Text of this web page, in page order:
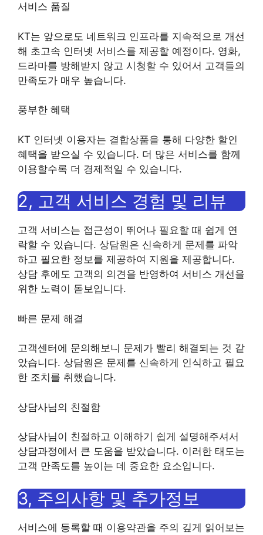
서비스 품질
KT는 앞으로도 네트워크 인프라를 지속적으로 개선
해 초고속 인터넷 서비스를 제공할 예정이다. 영화,
드라마를 방해받지 않고 시청할 수 있어서 고객들의
만족도가 매우 높습니다.
풍부한 혜택
KT 인터넷 이용자는 결합상품을 통해 다양한 할인
혜택을 받으실 수 있습니다. 더 많은 서비스를 함께
이용할수록 더 경제적일 수 있습니다.
2, 고객 서비스 경험 및 리뷰
고객 서비스는 접근성이 뛰어나 필요할 때 쉽게 연
락할 수 있습니다. 상담원은 신속하게 문제를 파악
하고 필요한 정보를 제공하여 지원을 제공합니다.
상담 후에도 고객의 의견을 반영하여 서비스 개선을
위한 노력이 돋보입니다.
빠른 문제 해결
고객센터에 문의해보니 문제가 빨리 해결되는 것 같
았습니다. 상담원은 문제를 신속하게 인식하고 필요
한 조치를 취했습니다.
상담사님의 친절함
상담사님이 친절하고 이해하기 쉽게 설명해주셔서
상담과정에서 큰 도움을 받았습니다. 이러한 태도는
고객 만족도를 높이는 데 중요한 요소입니다.
3, 주의사항 및 추가정보
서비스에 등록할 때 이용약관을 주의 깊게 읽어보는